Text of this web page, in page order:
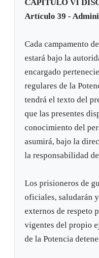
CAPÍTULO VI
Artículo 39 -
Cada campamento
estará bajo la
encargado
regulares de la
tendrá el texto del
que las presentes
conocimiento del
asumirá, bajo la
la responsabilidad
Los prisioneros de
oficiales, saludarán
externos de respeto
vigentes del propio
de la Potencia